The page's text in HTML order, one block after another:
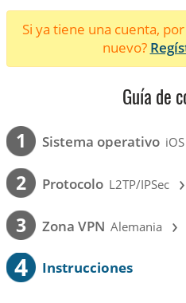
Si ya tiene una cuenta,
nuevo?
Guía de
1 Sistema operativo
2 Protocolo L2TP/IPSec ›
3 Zona VPN Alemania ›
4 Instrucciones